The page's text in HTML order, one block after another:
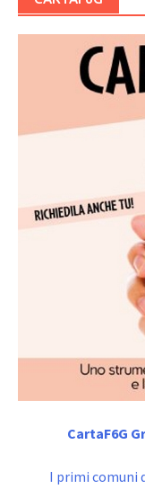
CartaF6G
I primi comuni